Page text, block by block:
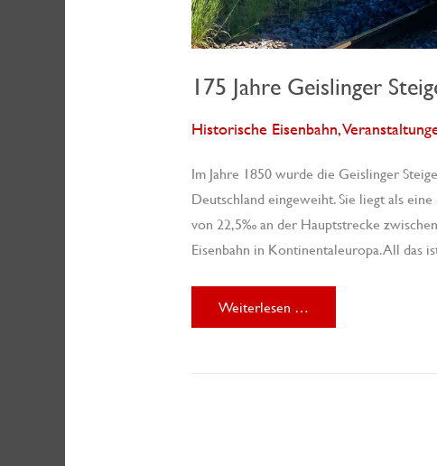
175 Jahre Geislinger
Historische Eisenbahn,
Im Jahre 1850 wurde die Geislinger
Deutschland eingeweiht. Sie liegt als
von 22,5‰ an der Hauptstrecke
Eisenbahn in Kontinentaleuropa. All das
175
Weiterlesen …